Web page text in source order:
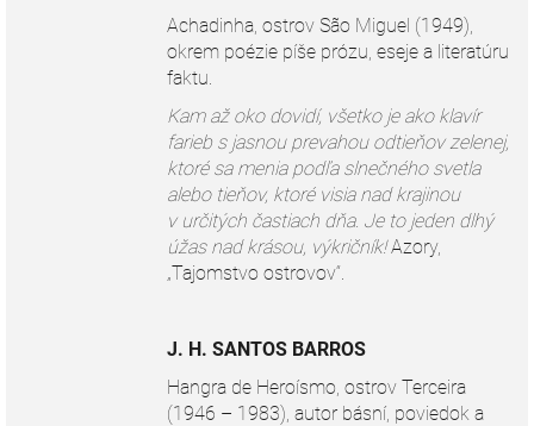
Achadinha, ostrov São Miguel (1949),
okrem poézie píše prózu, eseje a literatúru
faktu.
Kam až oko dovidí, všetko je ako klavír
farieb s jasnou prevahou odtieňov zelenej,
ktoré sa menia podľa slnečného svetla
alebo tieňov, ktoré visia nad krajinou
v určitých častiach dňa. Je to jeden dlhý
úžas nad krásou, výkričník!Azory,
„Tajomstvo ostrovov“.
J. H. SANTOS BARROS
Hangra de Heroísmo, ostrov Terceira
(1946 – 1983), autor básní, poviedok a